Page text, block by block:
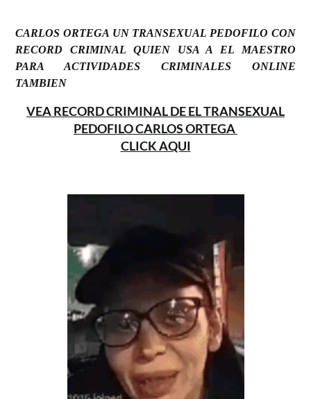
CARLOS ORTEGA UN TRANSEXUAL PEDOFILO CON
RECORD CRIMINAL QUIEN USA A EL MAESTRO
PARA ACTIVIDADES CRIMINALES ONLINE
TAMBIEN
VEA RECORD CRIMINAL DE EL TRANSEXUAL
PEDOFILO CARLOS ORTEGA
CLICK AQUI